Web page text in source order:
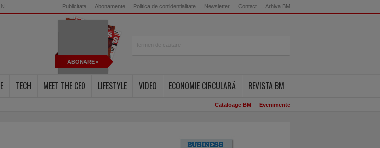
Publicitate Abonamente Politica de confidentialitate Newsletter Contact Arhiva BM
ABONARE
TECH MEET THE CEO LIFESTYLE VIDEO ECONOMIE CIRCULARĂ REVISTA BM
Cataloage BM Evenimente